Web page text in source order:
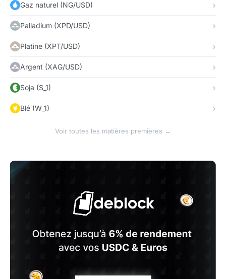
Gaz naturel (NG/USD)
Palladium (XPD/USD)
Platine (XPT/USD)
Argent (XAG/USD)
Soja (S_1)
Blé (W_1)
Voir toutes les matières premières →